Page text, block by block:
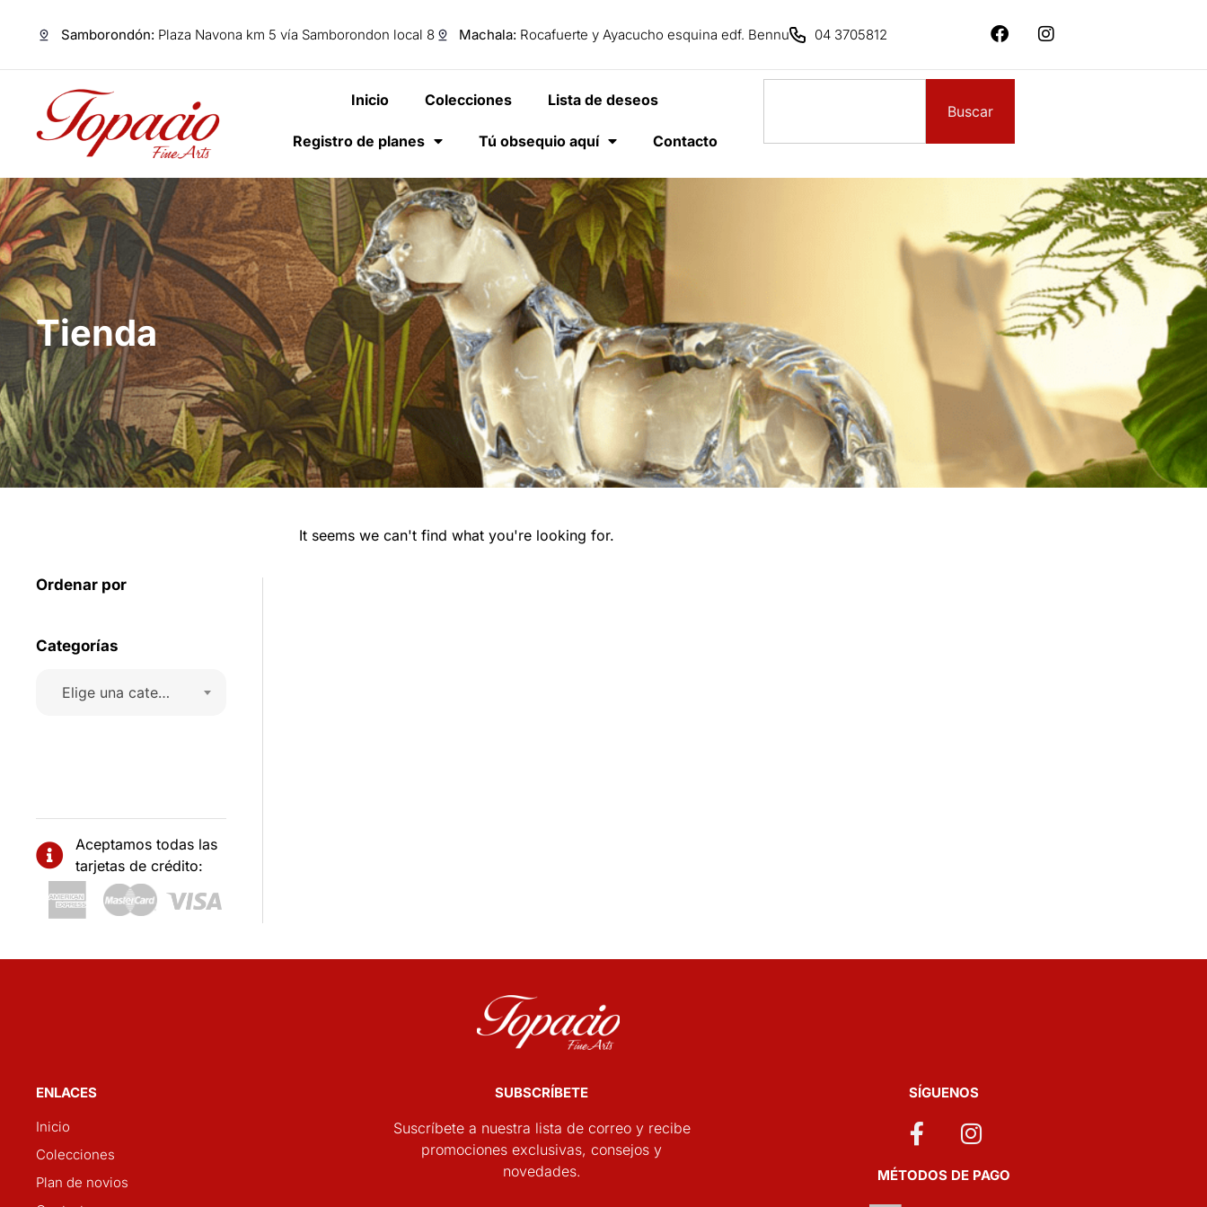
Samborondón: Plaza Navona km 5 vía Samborondon local 8 Machala: Rocafuerte y Ayacucho esquina edf. Bennu 04 3705812
Inicio Colecciones Lista de deseos
Registro de planes Tú obsequio aquí Contacto
Buscar
Tienda
Ordenar por
Categorías
Elige una categoría
Aceptamos todas las
tarjetas de crédito:
It seems we can't find what you're looking for.
ENLACES
Inicio
Colecciones
Plan de novios
SUBSCRÍBETE
Suscríbete a nuestra lista de correo y recibe
promociones exclusivas, consejos y
novedades.
SÍGUENOS
MÉTODOS DE PAGO